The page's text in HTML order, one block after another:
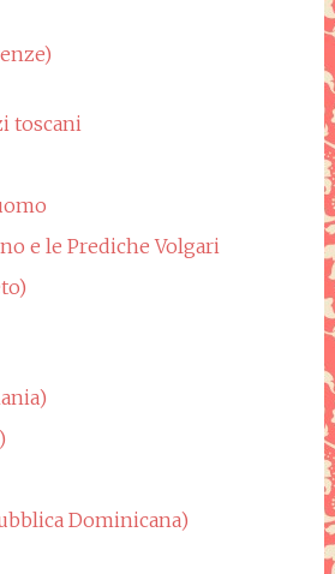
toscani
e le Prediche Volgari
Dominicana)